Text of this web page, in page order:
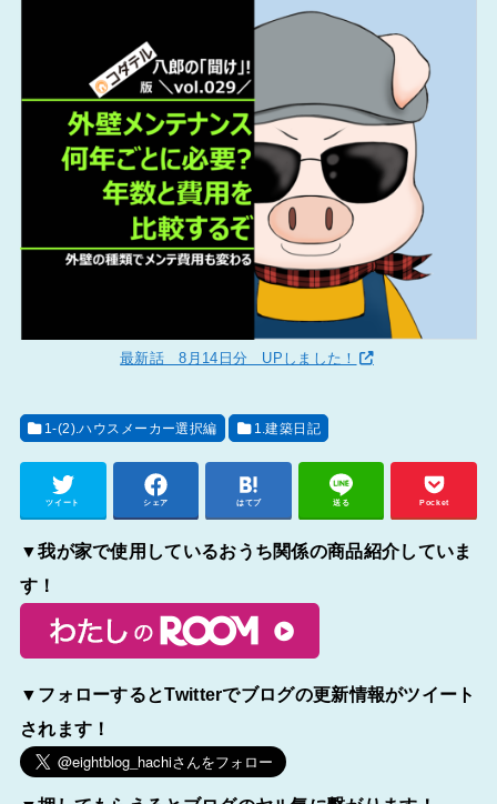
最新話 8月14日分 UPしました！
1-(2).ハウスメーカー選択編 1.建築日記
ツイート シェア はてブ 送る Pocket
▼我が家で使用しているおうち関係の商品紹介していま
す！
▼フォローするとTwitterでブログの更新情報がツイート
されます！